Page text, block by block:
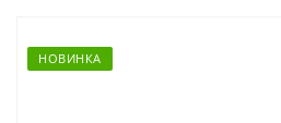
НОВИНКА